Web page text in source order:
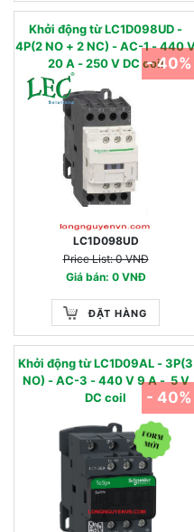
Khởi động từ LC1D098UD -
4P(2 NO + 2 NC) - AC-1 - 440 V
20 A - 250 V DC coil
LC1D098UD
Price List: 0 VNĐ
Giá bán: 0 VNĐ
ĐẶT HÀNG
- 40%
Khởi động từ LC1D09AL - 3P(3
NO) - AC-3 - 440 V 9 A - 5 V
DC coil
- 40%